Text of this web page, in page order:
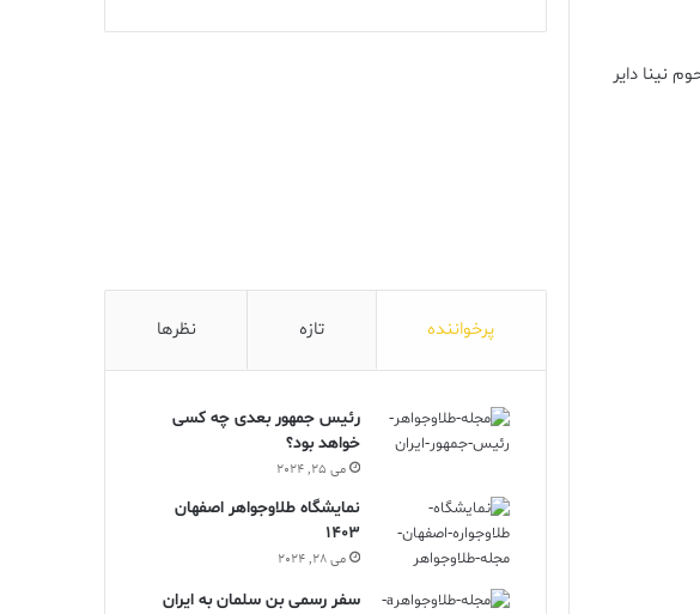
پرخواننده تازه نظرها
رئیس جمهور بعدی چه کسی
خواهد بود؟
می 25, 2024
نمایشگاه طلاوجواهر اصفهان
1403
می 28, 2024
سفر رسمی بن سلمان به ایران